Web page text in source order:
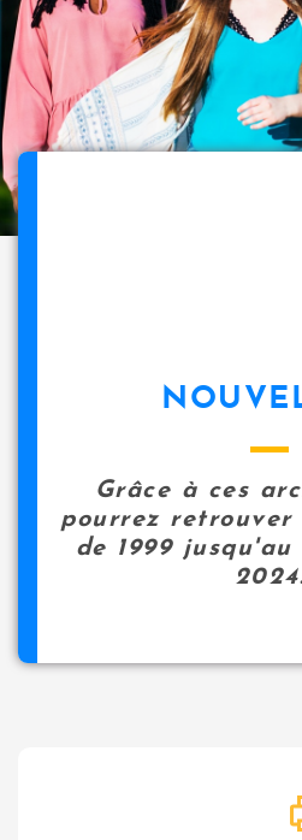
Grâce à ces
pourrez retrouver
de 1999 jusqu'au